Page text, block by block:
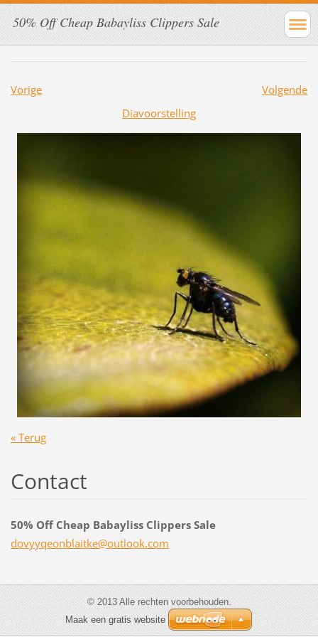
50% Off Cheap Babayliss Clippers Sale
Vorige
Volgende
Diavoorstelling
« Terug
Contact
50% Off Cheap Babayliss Clippers Sale
dovyyqeonblaitke@outlook.com
© 2013 Alle rechten voorbehouden.
Maak een gratis website